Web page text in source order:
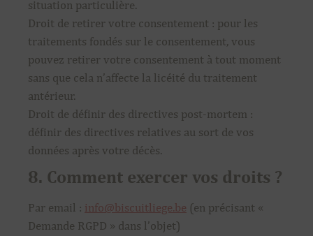
situation particulière.
Droit de retirer votre consentement : pour les
traitements fondés sur le consentement, vous
pouvez retirer votre consentement à tout moment
sans que cela n’affecte la licéité du traitement
antérieur.
Droit de définir des directives post-mortem :
définir des directives relatives au sort de vos
données après votre décès.
8. Comment exercer vos droits ?
Par email : info@biscuitliege.be (en précisant «
Demande RGPD » dans l’objet)